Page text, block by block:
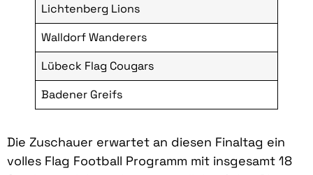
Lichtenberg Lions
Walldorf Wanderers
Lübeck Flag Cougars
Badener Greifs
Die Zuschauer erwartet an diesen Finaltag ein
volles Flag Football Programm mit insgesamt 18